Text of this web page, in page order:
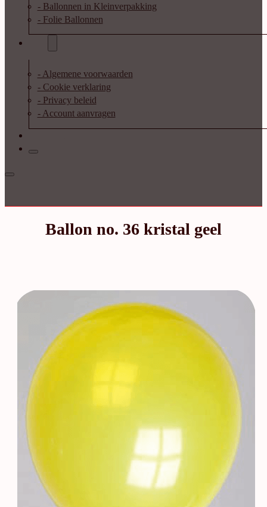
- Ballonnen in Kleinverpakking
- Folie Ballonnen
- Algemene voorwaarden
- Cookie verklaring
- Privacy beleid
- Account aanvragen
Ballon no. 36 kristal geel